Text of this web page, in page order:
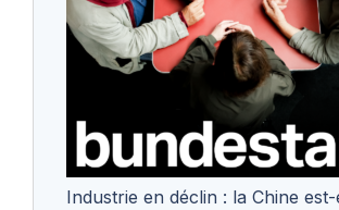
Industrie en déclin : la Chine est-